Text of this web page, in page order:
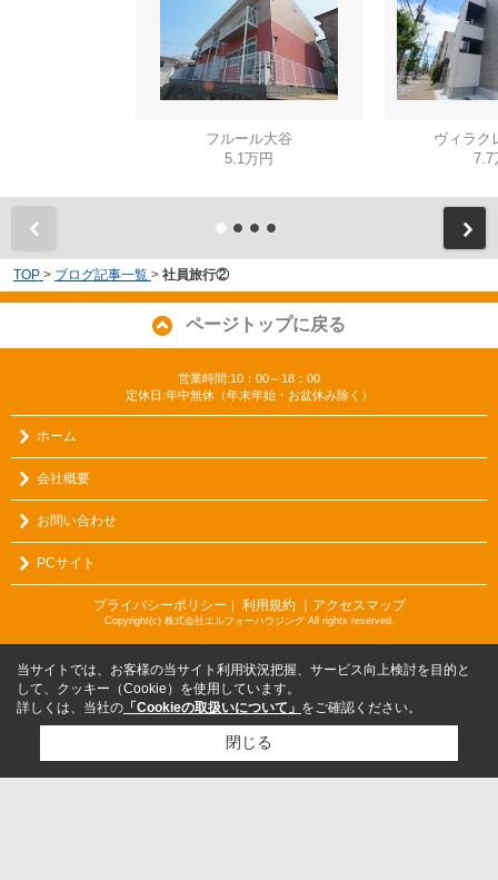
フルール大谷
5.1万円
ヴィラク
7.7
TOP > ブログ記事一覧 > 社員旅行②
ページトップに戻る
営業時間:10：00～18：00
定休日:年中無休（年末年始・お盆休み除く）
ホーム
会社概要
お問い合わせ
PCサイト
プライバシーポリシー ｜ 利用規約 ｜アクセスマップ
Copyright(c) 株式会社エルフォーハウジング All rights reserved.
当サイトでは、お客様の当サイト利用状況把握、サービス向上検討を目的と
して、クッキー（Cookie）を使用しています。
詳しくは、当社の 「Cookieの取扱いについて」 をご確認ください。
閉じる